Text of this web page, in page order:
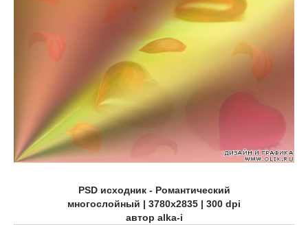
PSD исходник - Романтический
многослойный | 3780x2835 | 300 dpi
автор alka-i